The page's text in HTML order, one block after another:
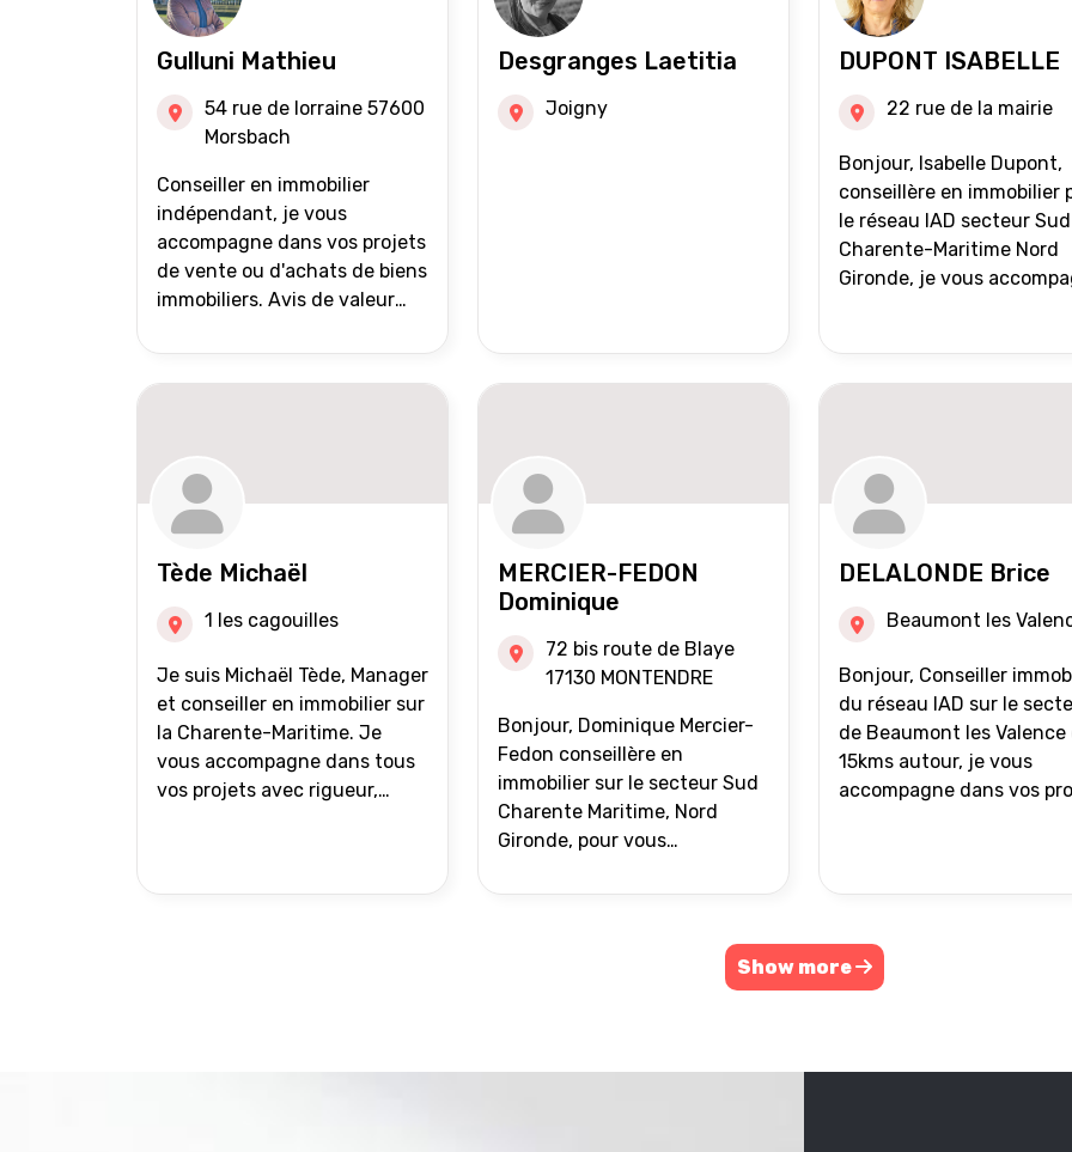
Gulluni Mathieu
54 rue de lorraine 57600
Morsbach
Conseiller en immobilier
indépendant, je vous
accompagne dans vos projets
de vente ou d'achats de biens
immobiliers. Avis de valeur
suivi personnalisés Mise en
avant du bien grâce à des
(niveau national et
international) Validation du
financement des acquéreurs
auprès de partenaires
financiers Portefeuille de
clients acquéreurs travaillé et
Vente en partage grâce au
réseau Iad France et Iad
Deutschland Inter agence
Desgranges Laetitia
Joigny
DUPONT ISABELLE
22 rue de la mairie
Bonjour, Isabelle Dupont,
conseillère en immobilier
le réseau IAD secteur Sud
Charente-Maritime Nord
Gironde, je vous
Tède Michaël
1 les cagouilles
Je suis Michaël Tède, Manager
et conseiller en immobilier sur
la Charente-Maritime. Je
vous accompagne dans tous
vos projets avec rigueur,
MERCIER-FEDON
Dominique
72 bis route de Blaye
17130 MONTENDRE
Bonjour, Dominique Mercier-
Fedon conseillère en
immobilier sur le secteur Sud
Charente Maritime, Nord
Gironde, pour vous
projets immobiliers.
DELALONDE Brice
Beaumont les
Bonjour, Conseiller immobilier
du réseau IAD sur le
de Beaumont les Valence
15kms autour, je vous
accompagne dans vos
Show more